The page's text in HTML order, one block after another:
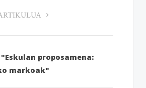
proposamena:
markoak"